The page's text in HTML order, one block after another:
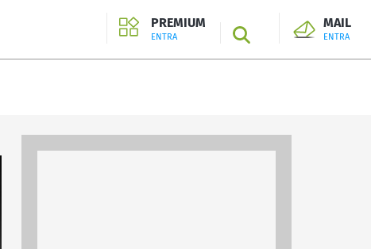
PREMIUM
ENTRA SEARCH
MAIL
ENTRA